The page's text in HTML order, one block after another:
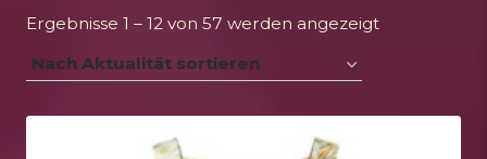
Ergebnisse 1 – 12 von 57 werden angezeigtNach